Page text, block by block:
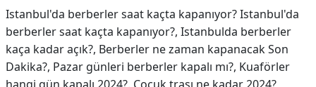
Istanbul'da berberler saat kaçta kapanıyor? Istanbul'da
berberler saat kaçta kapanıyor?, Istanbulda berberler
kaça kadar açık?, Berberler ne zaman kapanacak Son
Dakika?, Pazar günleri berberler kapalı mı?, Kuaförler